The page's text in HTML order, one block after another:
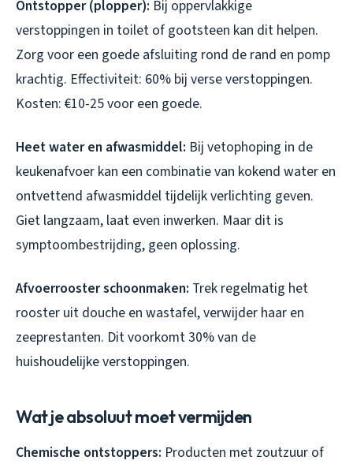
Ontstopper (plopper): Bij oppervlakkige
verstoppingen in toilet of gootsteen kan dit helpen.
Zorg voor een goede afsluiting rond de rand en pomp
krachtig. Effectiviteit: 60% bij verse verstoppingen.
Kosten: €10-25 voor een goede.
Heet water en afwasmiddel: Bij vetophoping in de
keukenafvoer kan een combinatie van kokend water en
ontvettend afwasmiddel tijdelijk verlichting geven.
Giet langzaam, laat even inwerken. Maar dit is
symptoombestrijding, geen oplossing.
Afvoerrooster schoonmaken: Trek regelmatig het
rooster uit douche en wastafel, verwijder haar en
zeeprestanten. Dit voorkomt 30% van de
huishoudelijke verstoppingen.
Wat je absoluut moet vermijden
Chemische ontstoppers: Producten met zoutzuur of